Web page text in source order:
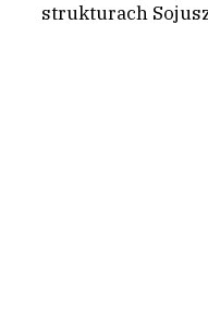
strukturach